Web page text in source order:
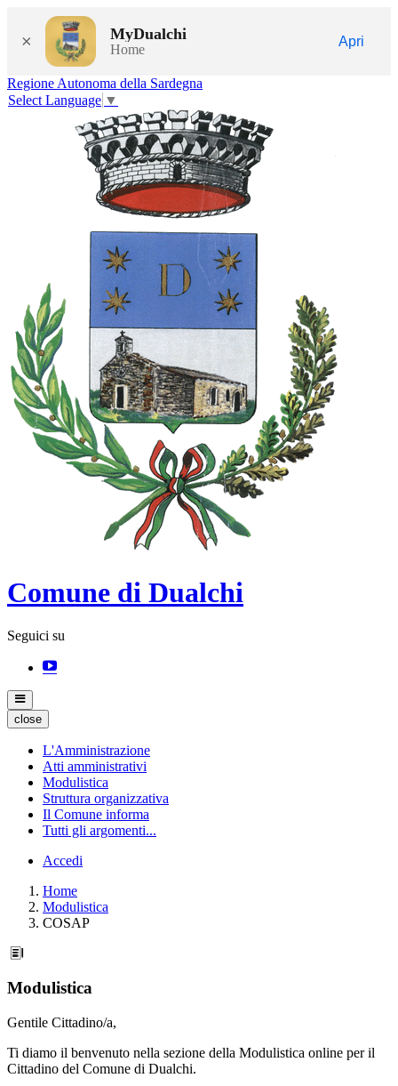
× MyDualchi
Home
Apri
Regione Autonoma della Sardegna
Select Language ▼
Comune di Dualchi
Seguici su
close
L'Amministrazione
Atti amministrativi
Modulistica
Struttura organizzativa
Il Comune informa
Tutti gli argomenti...
Accedi
Home
Modulistica
COSAP
Modulistica
Gentile Cittadino/a,
Ti diamo il benvenuto nella sezione della Modulistica online per il
Cittadino del Comune di Dualchi.